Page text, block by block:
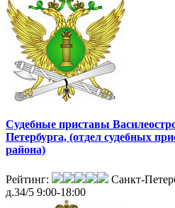
Судебные приставы
Петербурга, (отдел судебных
района)
Рейтинг:
Санкт-
д.34/5 9:00-18:00